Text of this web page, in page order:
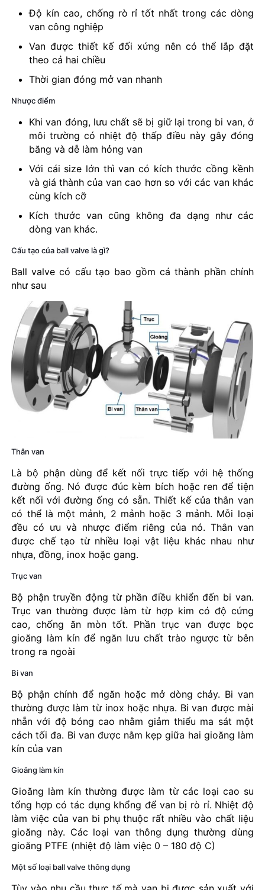
Độ kín cao, chống rò rỉ tốt nhất trong các dòng
van công nghiệp
Van được thiết kế đối xứng nên có thể lắp đặt
theo cả hai chiều
Thời gian đóng mở van nhanh
Nhược điểm
Khi van đóng, lưu chất sẽ bị giữ lại trong bi van, ở
môi trường có nhiệt độ thấp điều này gây đóng
băng và dễ làm hỏng van
Với cái size lớn thì van có kích thước cồng kềnh
và giá thành của van cao hơn so với các van khác
cùng kích cỡ
Kích thước van cũng không đa dạng như các
dòng van khác.
Cấu tạo của ball valve là gì?
Ball valve có cấu tạo bao gồm cá thành phần chính
như sau
Thân van
Là bộ phận dùng để kết nối trực tiếp với hệ thống
đường ống. Nó được đúc kèm bích hoặc ren để tiện
kết nối với đường ống có sẵn. Thiết kế của thân van
có thể là một mảnh, 2 mảnh hoặc 3 mảnh. Mỗi loại
đều có ưu và nhược điểm riêng của nó. Thân van
được chế tạo từ nhiều loại vật liệu khác nhau như
nhựa, đồng, inox hoặc gang.
Trục van
Bộ phận truyền động từ phần điều khiển đến bi van.
Trục van thường được làm từ hợp kim có độ cứng
cao, chống ăn mòn tốt. Phần trục van được bọc
gioăng làm kín để ngăn lưu chất trào ngược từ bên
trong ra ngoài
Bi van
Bộ phận chính để ngăn hoặc mở dòng chảy. Bi van
thường được làm từ inox hoặc nhựa. Bi van được mài
nhẵn với độ bóng cao nhằm giảm thiểu ma sát một
cách tối đa. Bi van được nằm kẹp giữa hai gioăng làm
kín của van
Gioăng làm kín
Gioăng làm kín thường được làm từ các loại cao su
tổng hợp có tác dụng khổng để van bị rò rỉ. Nhiệt độ
làm việc của van bi phụ thuộc rất nhiều vào chất liệu
gioăng này. Các loại van thông dụng thường dùng
gioăng PTFE (nhiệt độ làm việc 0 – 180 độ C)
Một số loại ball valve thông dụng